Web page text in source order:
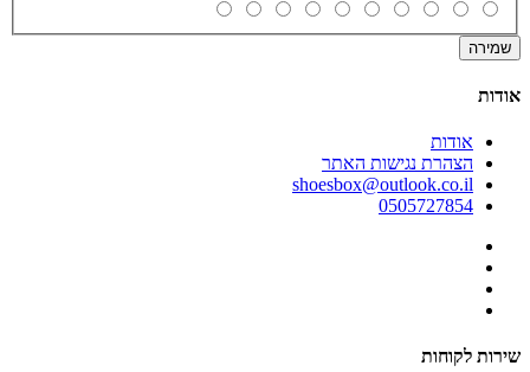
שמירה
אודות
אודות
הצהרת נגישות האתר
shoesbox@outlook.co.il
0505727854
שירות לקוחות